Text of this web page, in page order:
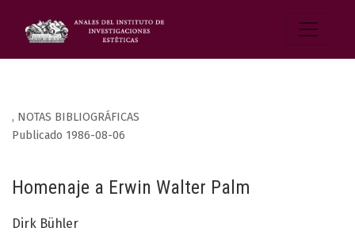
, NOTAS BIBLIOGRÁFICAS
Homenaje a Erwin Walter Palm
Publicado 1986-08-06
Dirk Bühler